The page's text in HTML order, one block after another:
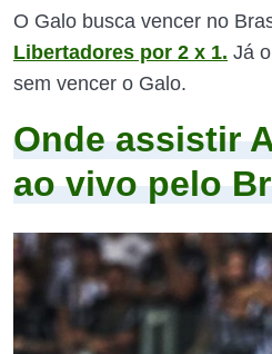
O Galo busca vencer no
Libertadores por 2 x 1. Já
sem vencer o Galo.
Onde assistir
ao vivo pelo